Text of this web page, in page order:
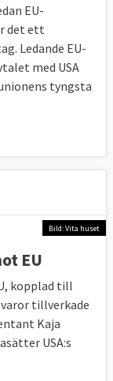
omfattar
syns
Medan
de
på att
på
EU-
det ett
Ledande EU-
med USA
tyngsta
Bild: Vita huset
EU
kopplad till
tillverkade
Kaja
USA:s